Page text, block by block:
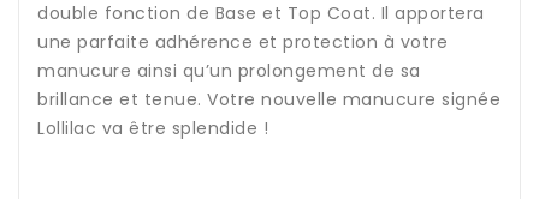
double fonction de Base et Top Coat. Il apportera
une parfaite adhérence et protection à votre
manucure ainsi qu’un prolongement de sa
brillance et tenue. Votre nouvelle manucure signée
Lollilac va être splendide !